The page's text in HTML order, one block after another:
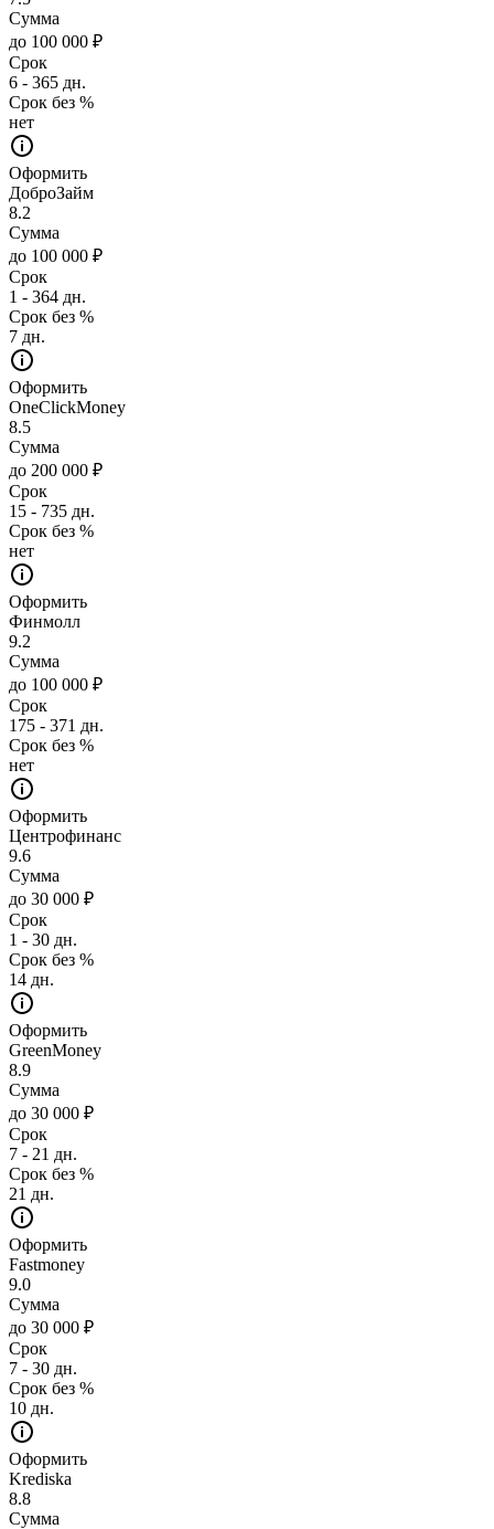
Сумма
до 100 000 ₽
Срок
6 - 365 дн.
Срок без %
нет
Оформить
ДоброЗайм
8.2
Сумма
до 100 000 ₽
Срок
1 - 364 дн.
Срок без %
7 дн.
Оформить
OneClickMoney
8.5
Сумма
до 200 000 ₽
Срок
15 - 735 дн.
Срок без %
нет
Оформить
Финмолл
9.2
Сумма
до 100 000 ₽
Срок
175 - 371 дн.
Срок без %
нет
Оформить
Центрофинанс
9.6
Сумма
до 30 000 ₽
Срок
1 - 30 дн.
Срок без %
14 дн.
Оформить
GreenMoney
8.9
Сумма
до 30 000 ₽
Срок
7 - 21 дн.
Срок без %
21 дн.
Оформить
Fastmoney
9.0
Сумма
до 30 000 ₽
Срок
7 - 30 дн.
Срок без %
10 дн.
Оформить
Krediska
8.8
Сумма